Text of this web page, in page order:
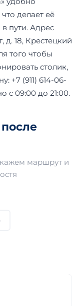
делает её
пути. Адрес
д. 18, Крестецкий
того чтобы
столик,
+7 (911) 614-06-
с 09:00 до 21:00.
маршрут и